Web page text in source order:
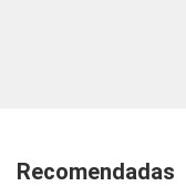
Recomendadas